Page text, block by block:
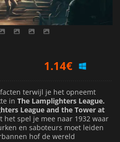
1.62€
2.28€
terwijl je het opneemt
in The Lamplighters League.
League and the Tower at
het spel je mee naar 1932 waar
en saboteurs moet leiden
hof de wereld